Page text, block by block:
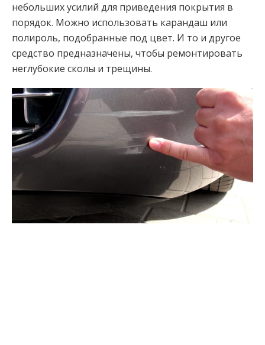
небольших усилий для приведения покрытия в
порядок. Можно использовать карандаш или
полироль, подобранные под цвет. И то и другое
средство предназначены, чтобы ремонтировать
неглубокие сколы и трещины.